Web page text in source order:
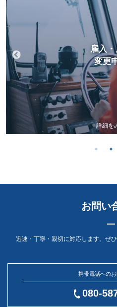
雇入
変更
詳細を
お問い
迅速・丁寧・親切に対応します。ぜ
携帯電話への
080-